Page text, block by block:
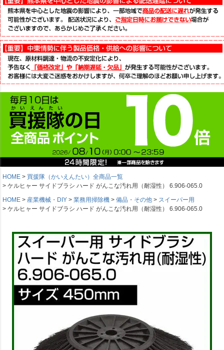
HOME
買援隊（かいえんたい）全商品一覧
ケルヒャー サイドブラシ ハード がんこな汚れ用（耐湿性） 6.906-065.0
HOME
産業機械・DIY 業務用掃除機 備品・その他
スイーパー用
ケルヒャー サイドブラシ ハード がんこな汚れ用（耐湿性） 6.906-065.0